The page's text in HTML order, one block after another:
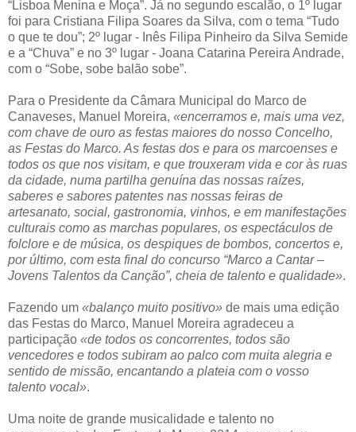
“Lisboa Menina e Moça”. Já no segundo escalão, o 1º lugar
foi para Cristiana Filipa Soares da Silva, com o tema “Tudo
o que te dou”; 2º lugar - Inês Filipa Pinheiro da Silva Semide
e a “Chuva” e no 3º lugar - Joana Catarina Pereira Andrade,
com o “Sobe, sobe balão sobe”.
Para o Presidente da Câmara Municipal do Marco de
Canaveses, Manuel Moreira, «encerramos e, mais uma vez,
com chave de ouro as festas maiores do nosso Concelho,
as Festas do Marco. As festas dos e para os marcoenses e
todos os que nos visitam, e que trouxeram vida e cor às ruas
da cidade, numa partilha genuína das nossas raízes,
saberes e sabores patentes nas nossas feiras de
artesanato, social, gastronomia, vinhos, e em manifestações
culturais como as marchas populares, os espectáculos de
folclore e de música, os despiques de bombos, concertos e,
por último, com esta final do concurso “Marco a Cantar –
Jovens Talentos da Canção”, cheia de talento e qualidade».
Fazendo um «balanço muito positivo» de mais uma edição
das Festas do Marco, Manuel Moreira agradeceu a
participação «de todos os concorrentes, todos são
vencedores e todos subiram ao palco com muita alegria e
sentido de missão, encantando a plateia com o vosso
talento vocal».
Uma noite de grande musicalidade e talento no